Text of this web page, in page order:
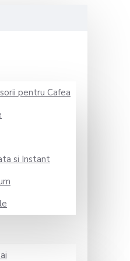
pentru Cafea
si Instant